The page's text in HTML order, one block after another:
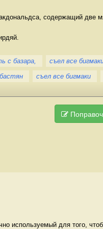
содержащий две
с базара, съел все
съел все бигмаки
используемый для того,